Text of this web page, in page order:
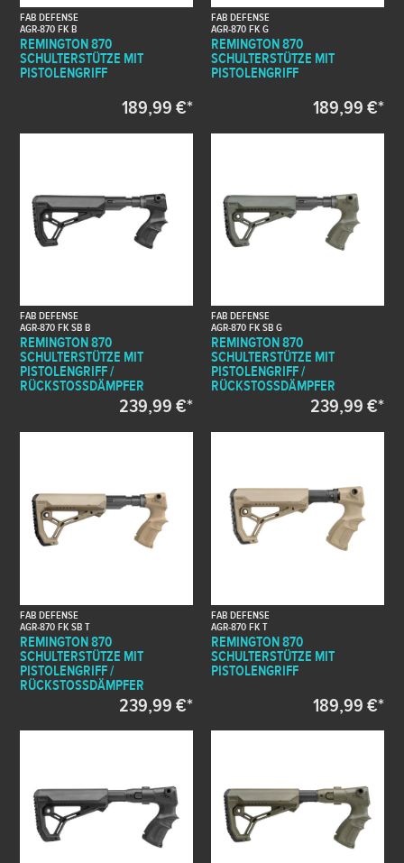
FAB DEFENSE
AGR-870 FK B
REMINGTON 870
SCHULTERSTÜTZE MIT
PISTOLENGRIFF
189,99 €*
FAB DEFENSE
AGR-870 FK G
REMINGTON 870
SCHULTERSTÜTZE MIT
PISTOLENGRIFF
189,99 €*
FAB DEFENSE
AGR-870 FK SB B
REMINGTON 870
SCHULTERSTÜTZE MIT
PISTOLENGRIFF /
RÜCKSTOSSDÄMPFER
239,99 €*
FAB DEFENSE
AGR-870 FK SB G
REMINGTON 870
SCHULTERSTÜTZE MIT
PISTOLENGRIFF /
RÜCKSTOSSDÄMPFER
239,99 €*
FAB DEFENSE
AGR-870 FK SB T
REMINGTON 870
SCHULTERSTÜTZE MIT
PISTOLENGRIFF /
RÜCKSTOSSDÄMPFER
239,99 €*
FAB DEFENSE
AGR-870 FK T
REMINGTON 870
SCHULTERSTÜTZE MIT
PISTOLENGRIFF
189,99 €*